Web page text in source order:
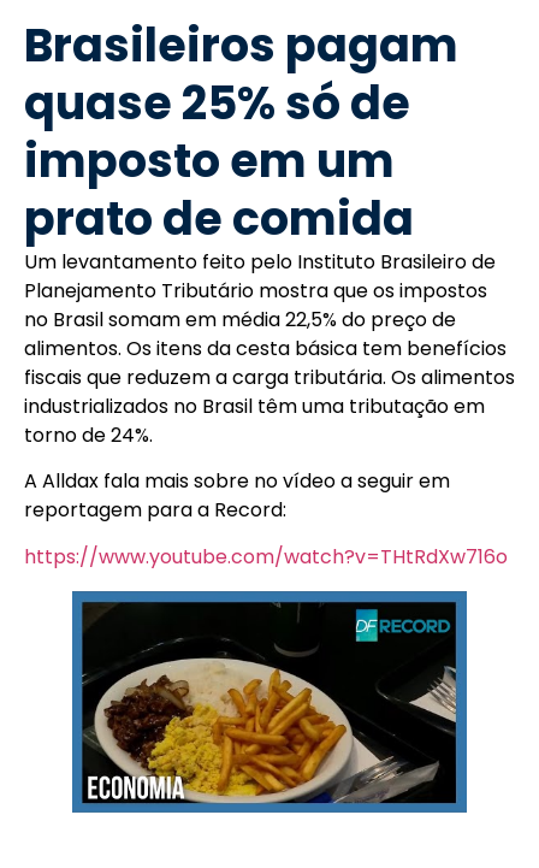
Brasileiros pagam
quase 25% só de
imposto em um
prato de comida
Um levantamento feito pelo Instituto Brasileiro de
Planejamento Tributário mostra que os impostos
no Brasil somam em média 22,5% do preço de
alimentos. Os itens da cesta básica tem benefícios
fiscais que reduzem a carga tributária. Os alimentos
industrializados no Brasil têm uma tributação em
torno de 24%.
A Alldax fala mais sobre no vídeo a seguir em
reportagem para a Record:
https://www.youtube.com/watch?v=THtRdXw716o